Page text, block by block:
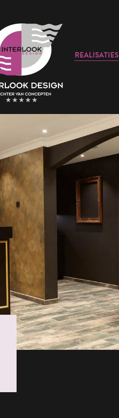
Onze Showroom
REALISATIES